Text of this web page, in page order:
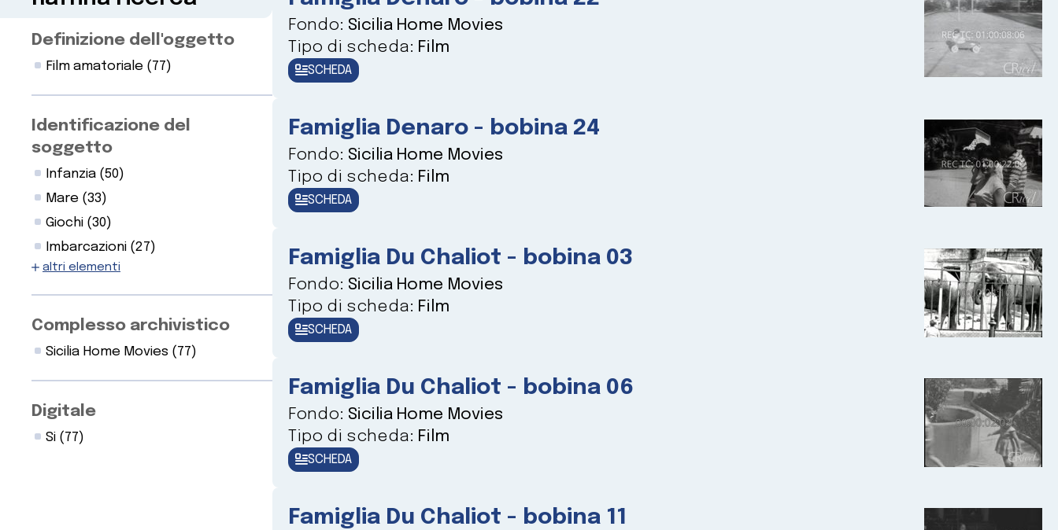
Definizione dell'oggetto
Film amatoriale (77)
Identificazione del
soggetto
Infanzia (50)
Mare (33)
Giochi (30)
Imbarcazioni (27)
altri elementi
Complesso archivistico
Sicilia Home Movies (77)
Digitale
Si (77)
Fondo: Sicilia Home Movies
Tipo di scheda: Film
SCHEDA
Famiglia Denaro - bobina 24
Fondo: Sicilia Home Movies
Tipo di scheda: Film
SCHEDA
Famiglia Du Chaliot - bobina 03
Fondo: Sicilia Home Movies
Tipo di scheda: Film
SCHEDA
Famiglia Du Chaliot - bobina 06
Fondo: Sicilia Home Movies
Tipo di scheda: Film
SCHEDA
Famiglia Du Chaliot - bobina 11